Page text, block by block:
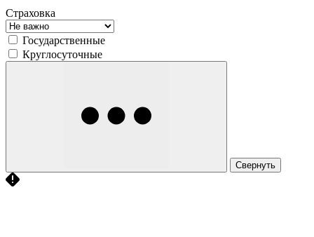
Страховка
Государственные
Круглосуточные
Свернуть